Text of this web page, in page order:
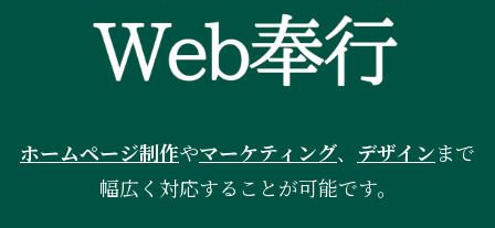
ホームページ制作やマーケティング、 デザインまで
幅広く対応することが可能です。